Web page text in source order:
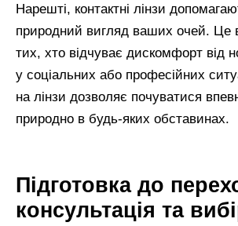
Нарешті, контактні лінзи
природний вигляд ваших очей. Це
тих, хто відчуває дискомфорт від
у соціальних або професійних
на лінзи дозволяє почуватися
природно в будь-яких обставинах.
Підготовка до
консультація та